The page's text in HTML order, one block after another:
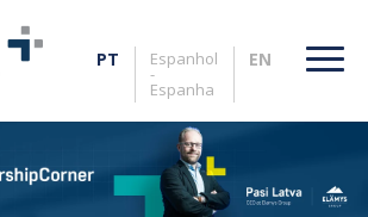
Espanhol
-
Espanha